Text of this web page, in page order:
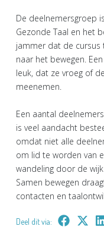
De deelnemersgroep
Gezonde Taal en het
jammer dat de cursus
naar het bewegen.
leuk, dat ze vroeg of
meenemen.
Een aantal
is veel aandacht
omdat niet alle
om lid te worden van
wandeling door de
Samen bewegen
contacten en
Deel dit via: